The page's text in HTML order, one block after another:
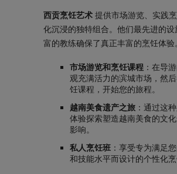
西贡烹饪艺术 提供市场游览、实践
化沉浸的独特组合。他们最先进的
富的教练确保了真正丰富的烹饪体验。
市场游览和烹饪课程 ：在导
观充满活力的滨城市场，然
饪课程，开始您的旅程。
越南美食遗产之旅 ：通过这
体验探索塑造越南美食的文
影响。
私人烹饪班 ：享受专为满足
和技能水平而设计的个性化烹